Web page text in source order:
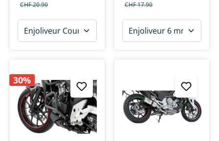
CHF 20.90 CHF 17.90
30%